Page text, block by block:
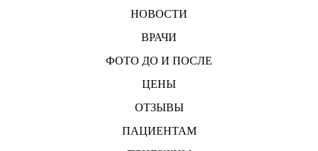
НОВОСТИ
ВРАЧИ
ФОТО ДО И ПОСЛЕ
ЦЕНЫ
ОТЗЫВЫ
ПАЦИЕНТАМ